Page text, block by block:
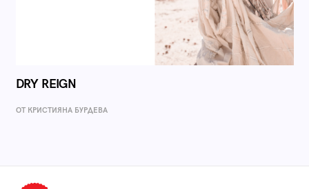
DRY REIGN
ОТ КРИСТИЯНА БУРДЕВА